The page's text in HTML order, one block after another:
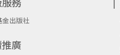
金出版社
廣